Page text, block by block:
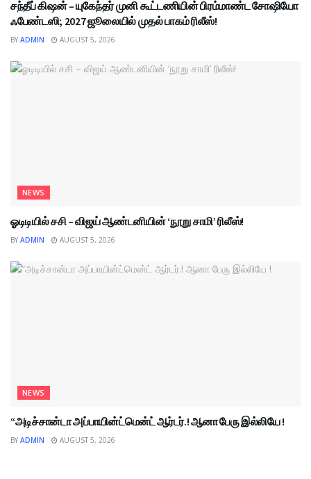
சந்தீப் கிஷன் – யுகேந்தர் முனி கூட்டணியின் பிரம்மாண்ட சோஷியோ
ஃபேண்டஸி; 2027 ஜூலையில் முதல் பாகம் ரிலீஸ்!
BY ADMIN AUGUST 5, 2026
NEWS
ஓடிடியில் சசி – விஜய் ஆண்டனியின் ‘நூறு சாமி’ ரிலீஸ்!
BY ADMIN AUGUST 5, 2026
NEWS
“அடிச்சான்டா அப்பாயின்ட்மென்ட் ஆர்டர்.! ஆனா பேரு இல்லியே !
BY ADMIN AUGUST 5, 2026